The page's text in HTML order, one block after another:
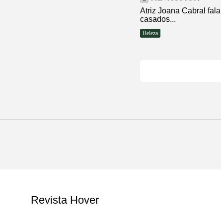
Atriz Joana Cabral
casados...
Beleza
Revista Hover